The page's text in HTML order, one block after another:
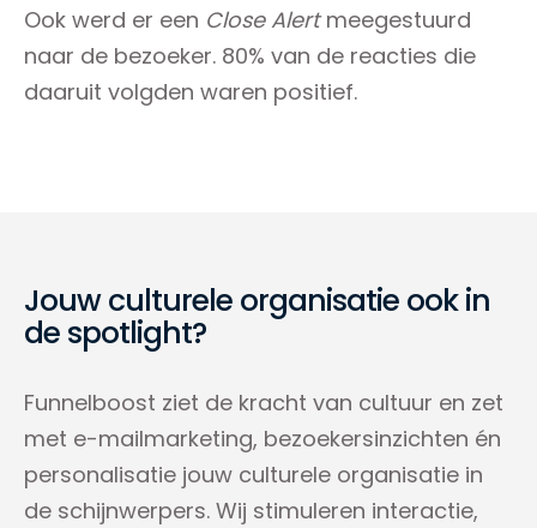
Ook werd er een Close Alertmeegestuurd
naar de bezoeker. 80% van de reacties die
daaruit volgden waren positief.
Jouw culturele organisatie ook in
de spotlight?
Funnelboost ziet de kracht van cultuur en zet
met e-mailmarketing, bezoekersinzichten én
personalisatie jouw culturele organisatie in
de schijnwerpers. Wij stimuleren interactie,